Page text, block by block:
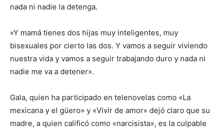
nada ni nadie la detenga.
«Y mamá tienes dos hijas muy inteligentes, muy
bisexuales por cierto las dos. Y vamos a seguir viviendo
nuestra vida y vamos a seguir trabajando duro y nada ni
nadie me va a detener».
Gala, quien ha participado en telenovelas como «La
mexicana y el güero» y «Vivir de amor» dejó claro que su
madre, a quien calificó como «narcisista», es la culpable